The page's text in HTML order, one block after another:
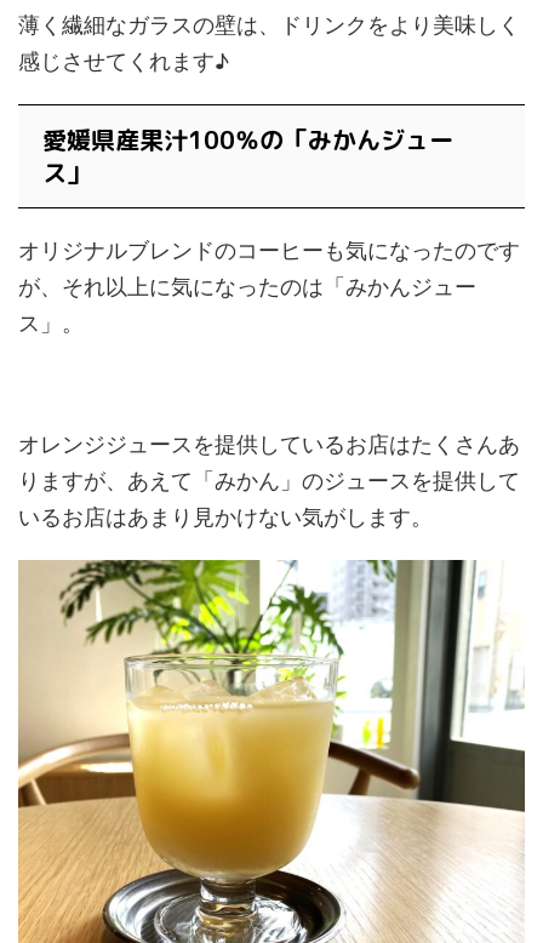
薄く繊細なガラスの壁は、ドリンクをより美味しく
感じさせてくれます♪
愛媛県産果汁100％の「みかんジュー
ス」
オリジナルブレンドのコーヒーも気になったのです
が、それ以上に気になったのは「みかんジュー
ス」。
オレンジジュースを提供しているお店はたくさんあ
りますが、あえて「みかん」のジュースを提供して
いるお店はあまり見かけない気がします。